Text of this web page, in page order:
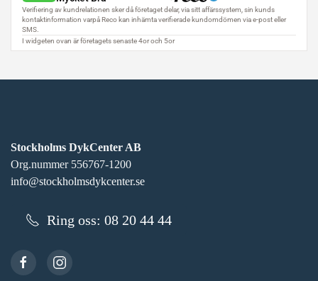
Stockholms DykCenter AB
Org.nummer 556767-1200
info@stockholmsdykcenter.se
Ring oss: 08 20 44 44